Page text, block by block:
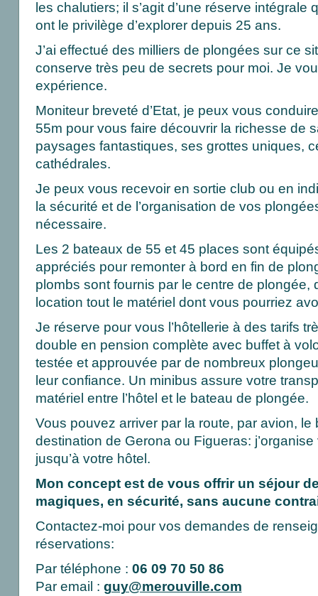
les chalutiers; il s’agit d’une réserve
ont le privilège d’explorer depuis 25 ans.
J’ai effectué des milliers de plongées sur ce
conserve très peu de secrets pour moi. Je
expérience.
Moniteur breveté d’Etat, je peux vous
55m pour vous faire découvrir la richesse de
paysages fantastiques, ses grottes uniques,
cathédrales.
Je peux vous recevoir en sortie club ou en
la sécurité et de l’organisation de vos
nécessaire.
Les 2 bateaux de 55 et 45 places sont
appréciés pour remonter à bord en fin de
plombs sont fournis par le centre de plongée,
location tout le matériel dont vous pourriez
Je réserve pour vous l’hôtellerie à des tarifs
double en pension complète avec buffet à
testée et approuvée par de nombreux
leur confiance. Un minibus assure votre
matériel entre l’hôtel et le bateau de plongée.
Vous pouvez arriver par la route, par avion, le
destination de Gerona ou Figueras:
jusqu’à votre hôtel.
Mon concept est de vous offrir un séjour
magiques, en sécurité, sans aucune
Contactez-moi pour vos demandes de
réservations:
Par téléphone : 06 09 70 50 86
Par email : guy@merouville.com